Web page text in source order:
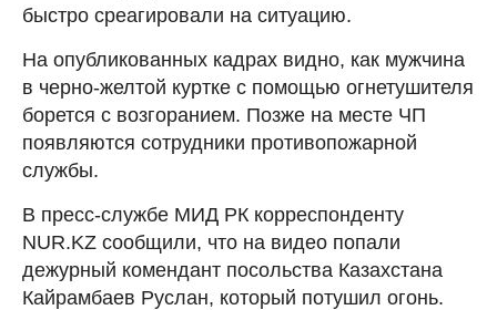
быстро среагировали на ситуацию.
На опубликованных кадрах видно, как мужчина
в черно-желтой куртке с помощью огнетушителя
борется с возгоранием. Позже на месте ЧП
появляются сотрудники противопожарной
службы.
В пресс-службе МИД РК корреспонденту
NUR.KZ сообщили, что на видео попали
дежурный комендант посольства Казахстана
Кайрамбаев Руслан, который потушил огонь.